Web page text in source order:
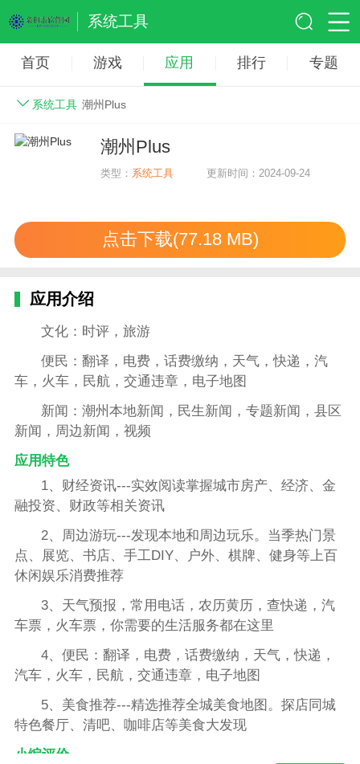
系统工具
首页 游戏 应用 排行 专题
系统工具 潮州Plus
潮州Plus
类型： 系统工具 更新时间：2024-09-24
点击下载(77.18 MB)
应用介绍
文化：时评，旅游
便民：翻译，电费，话费缴纳，天气，快递，汽
车，火车，民航，交通违章，电子地图
新闻：潮州本地新闻，民生新闻，专题新闻，县区
新闻，周边新闻，视频
应用特色
1、财经资讯---实效阅读掌握城市房产、经济、金
融投资、财政等相关资讯
2、周边游玩---发现本地和周边玩乐。当季热门景
点、展览、书店、手工DIY、户外、棋牌、健身等上百
休闲娱乐消费推荐
3、天气预报，常用电话，农历黄历，查快递，汽
车票，火车票，你需要的生活服务都在这里
4、便民：翻译，电费，话费缴纳，天气，快递，
汽车，火车，民航，交通违章，电子地图
5、美食推荐---精选推荐全城美食地图。探店同城
特色餐厅、清吧、咖啡店等美食大发现
小编评价